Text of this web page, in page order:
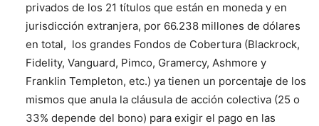
privados de los 21 títulos que están en moneda y en
jurisdicción extranjera, por 66.238 millones de dólares
en total, los grandes Fondos de Cobertura (Blackrock,
Fidelity, Vanguard, Pimco, Gramercy, Ashmore y
Franklin Templeton, etc.) ya tienen un porcentaje de los
mismos que anula la cláusula de acción colectiva (25 o
33% depende del bono) para exigir el pago en las